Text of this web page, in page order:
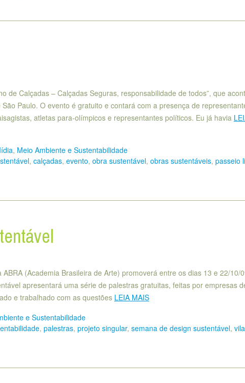
de Calçadas – Calçadas Seguras, responsabilidade de todos”, que
Paulo. O evento é gratuito e contará com a presença de
atletas para-olímpicos e representantes políticos. Eu já havia
, Meio Ambiente e Sustentabilidade
, calçadas, evento, obra sustentável, obras sustentáveis, passeio
(Academia Brasileira de Arte) promoverá entre os dias 13 e 22/10/
apresentará uma série de palestras gratuitas, feitas por empresas
e trabalhado com as questões LEIA MAIS
e Sustentabilidade
, palestras, projeto singular, semana de design sustentável, vila